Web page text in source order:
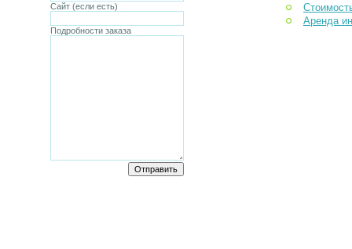
Сайт (если есть)
Подробности заказа
Аренда